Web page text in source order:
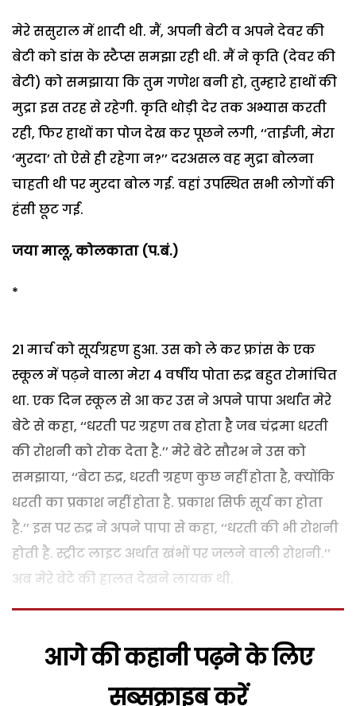
मेरे ससुराल में शादी थी. मैं, अपनी बेटी व अपने देवर की
बेटी को डांस के स्टैप्स समझा रही थी. मैं ने कृति (देवर की
बेटी) को समझाया कि तुम गणेश बनी हो, तुम्हारे हाथों की
मुद्रा इस तरह से रहेगी. कृति थोड़ी देर तक अभ्यास करती
रही, फिर हाथों का पोज देख कर पूछने लगी, ‘‘ताईजी, मेरा
‘मुरदा’ तो ऐसे ही रहेगा न?’’दरअसल वह मुद्रा बोलना
चाहती थी पर मुरदा बोल गई. वहां उपस्थित सभी लोगों की
हंसी छूट गई.
जया मालू, कोलकाता (प.बं.)
*
21 मार्च को सूर्यग्रहण हुआ. उस को ले कर फ्रांस के एक
स्कूल में पढ़ने वाला मेरा 4 वर्षीय पोता रुद्र बहुत रोमांचित
था. एक दिन स्कूल से आ कर उस ने अपने पापा अर्थात मेरे
बेटे से कहा, ‘‘धरती पर ग्रहण तब होता है जब चंद्रमा धरती
की रोशनी को रोक देता है.’’मेरे बेटे सौरभ ने उस को
समझाया, ‘‘बेटा रुद्र, धरती ग्रहण कुछ नहीं होता है, क्योंकि
धरती का प्रकाश नहीं होता है. प्रकाश सिर्फ सूर्य का होता
है.’’ इस पर रुद्र ने अपने पापा से कहा, ‘‘धरती की भी रोशनी
होती है. स्ट्रीट लाइट अर्थात खंभों पर जलने वाली रोशनी.’’
अब मेरे बेटे की हालत देखने लायक थी.
आगे की कहानी पढ़ने के लिए
सब्सक्राइब करें